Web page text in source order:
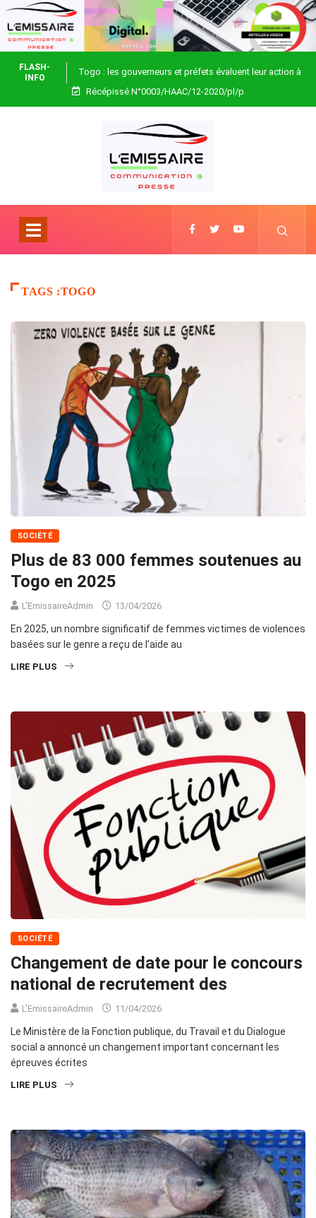
FLASH-
INFO
Togo : les gouverneurs et préfets évaluent leur action à
Blitta
Récépissé N°0003/HAAC/12-2020/pl/p
TAGS :TOGO
SOCIÉTÉ
Plus de 83 000 femmes soutenues au
Togo en 2025
L'EmissaireAdmin 13/04/2026
En 2025, un nombre significatif de femmes victimes de violences
basées sur le genre a reçu de l’aide au
LIRE PLUS
SOCIÉTÉ
Changement de date pour le concours
national de recrutement des
L'EmissaireAdmin 11/04/2026
Le Ministère de la Fonction publique, du Travail et du Dialogue
social a annoncé un changement important concernant les
épreuves écrites
LIRE PLUS